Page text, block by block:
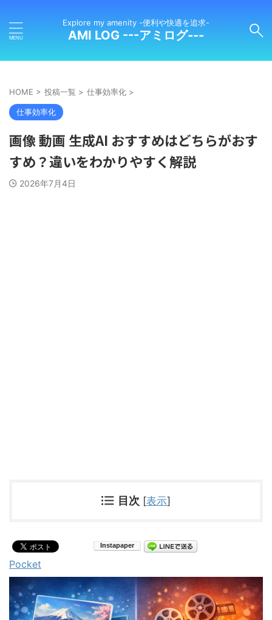
Explore my amenity -便利や快適を追求-
AMI LOG ---アミログ---
HOME > 投稿一覧 > 仕事効率化 >
仕事効率化
画像 動画 生成AI おすすめはどちらがおす
すめ？違いをわかりやすく解説
2026年7月4日
目次 [表示]
Pocket